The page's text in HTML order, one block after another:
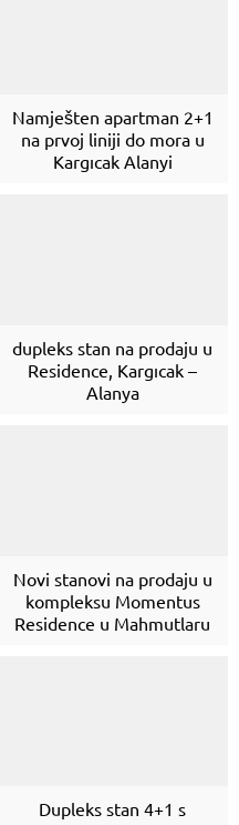
Namješten apartman 2+1
na prvoj liniji do mora u
Kargıcak Alanyi
dupleks stan na prodaju u
Residence, Kargıcak –
Alanya
Novi stanovi na prodaju u
kompleksu Momentus
Residence u Mahmutlaru
Dupleks stan 4+1 s